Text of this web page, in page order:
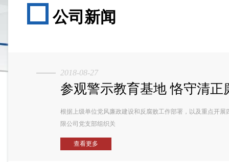
公司新闻
2018-08-27
参观警示教育基地 恪守清正
根据上级单位党风廉政建设和反腐败工作部署，以及重点开
限公司党支部组织关
查看更多